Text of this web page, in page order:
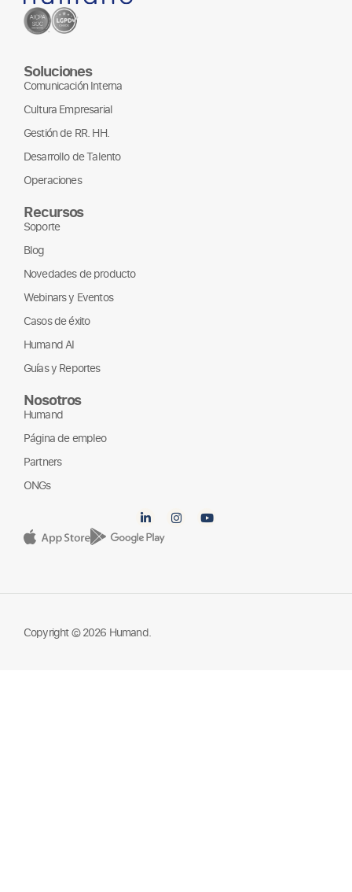
Comunicación Interna
Cultura Empresarial
Gestión de RR. HH.
Desarrollo de Talento
Operaciones
Recursos
Soporte
Blog
Novedades de producto
Webinars y Eventos
Casos de éxito
Humand AI
Guías y Reportes
Nosotros
Humand
Página de empleo
Partners
ONGs